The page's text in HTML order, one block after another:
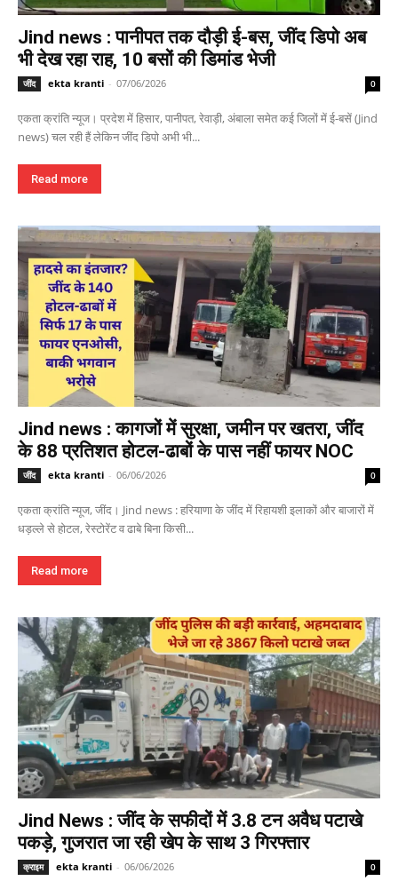
Jind news : पानीपत तक दौड़ी ई-बस, जींद डिपो अब
भी देख रहा राह, 10 बसों की डिमांड भेजी
जींद ekta kranti - 07/06/2026 0
एकता क्रांति न्यूज। प्रदेश में हिसार, पानीपत, रेवाड़ी, अंबाला समेत कई जिलों में ई-बसें (Jind
news) चल रही हैं लेकिन जींद डिपो अभी भी...
Read more
Jind news : कागजों में सुरक्षा, जमीन पर खतरा, जींद
के 88 प्रतिशत होटल-ढाबों के पास नहीं फायर NOC
जींद ekta kranti - 06/06/2026 0
एकता क्रांति न्यूज, जींद। Jind news : हरियाणा के जींद में रिहायशी इलाकों और बाजारों में
धड़ल्ले से होटल, रेस्टोरेंट व ढाबे बिना किसी...
Read more
Jind News : जींद के सफीदों में 3.8 टन अवैध पटाखे
पकड़े, गुजरात जा रही खेप के साथ 3 गिरफ्तार
क्राइम ekta kranti - 06/06/2026 0